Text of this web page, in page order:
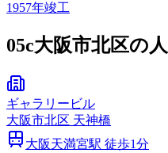
1957年竣工
05c大阪市北区の
ギャラリービル
大阪市北区 天神橋
大阪天満宮駅 徒歩1分